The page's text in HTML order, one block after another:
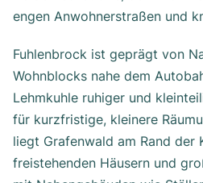
engen Anwohnerstraßen und
Fuhlenbrock ist geprägt von
Wohnblocks nahe dem
Lehmkuhle ruhiger und
für kurzfristige, kleinere
liegt Grafenwald am Rand der
freistehenden Häusern und